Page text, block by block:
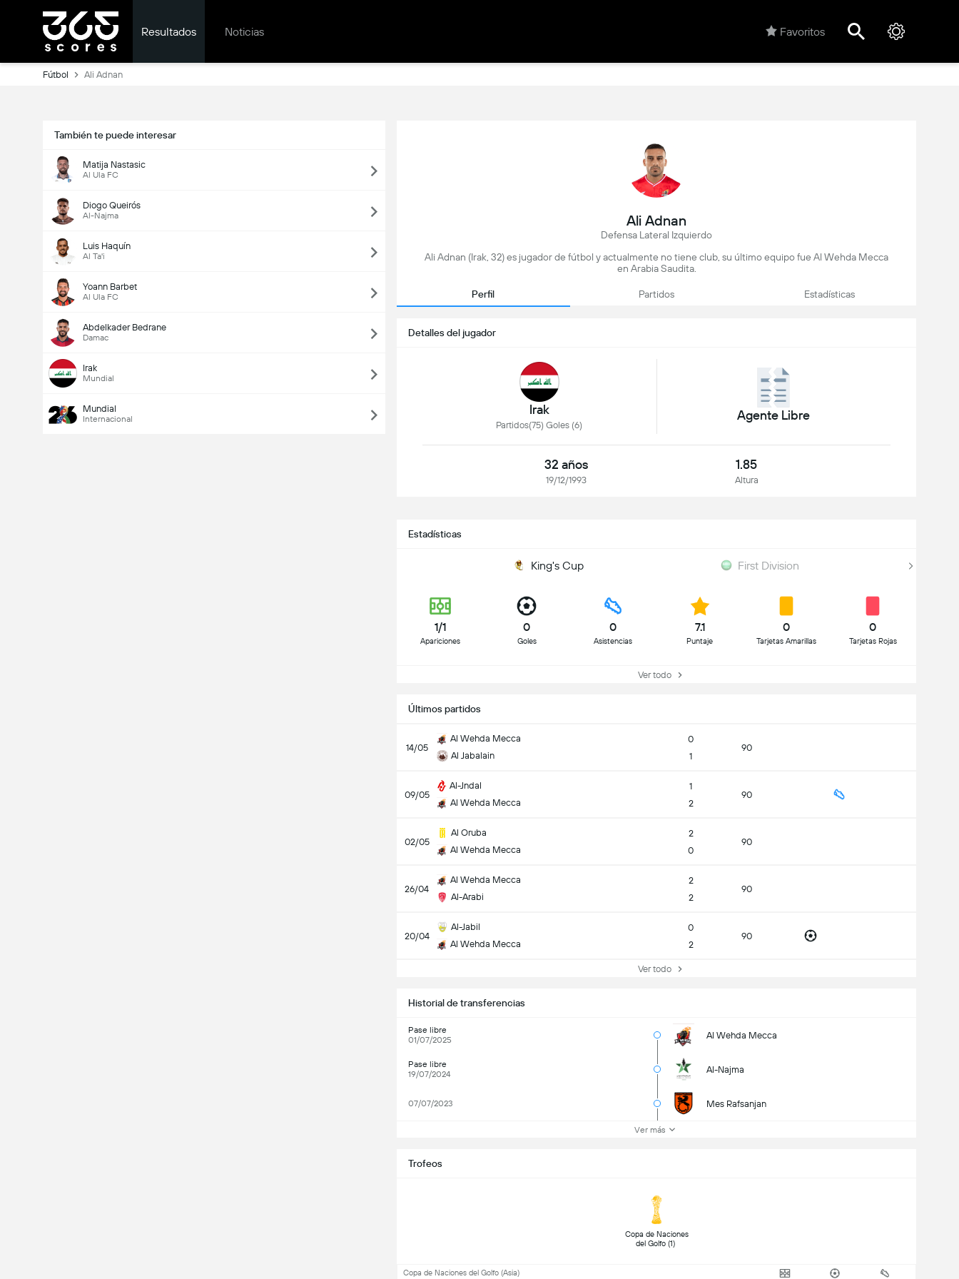
Resultados Noticias Favoritos
Fútbol Ali Adnan
También te puede interesar
Matija Nastasic
Al Ula FC
Diogo Queirós
Al-Najma
Luis Haquín
Al Ta'i
Yoann Barbet
Al Ula FC
Abdelkader Bedrane
Damac
Irak
Mundial
Mundial
Internacional
Ali Adnan
Defensa Lateral Izquierdo
Ali Adnan (Irak, 32) es jugador de fútbol y actualmente no tiene club, su último equipo fue Al Wehda Mecca
en Arabia Saudita.
Perfil Partidos Estadísticas
Detalles del jugador
Irak
Partidos(75) Goles (6)
Agente Libre
32 años
19/12/1993
1.85
Altura
Estadísticas
King's Cup First Division
1/1
Apariciones
0
Goles
0
Asistencias
7.1
Puntaje
0
Tarjetas Amarillas
0
Tarjetas Rojas
Ver todo
Últimos partidos
14/05
Al Wehda Mecca
Al Jabalain
0
1
90
09/05
Al-Jndal
Al Wehda Mecca
1
2
90
02/05
Al Oruba
Al Wehda Mecca
2
0
90
26/04
Al Wehda Mecca
Al-Arabi
2
2
90
20/04
Al-Jabil
Al Wehda Mecca
0
2
90
Ver todo
Historial de transferencias
Pase libre
01/07/2025
Al Wehda Mecca
Pase libre
19/07/2024
Al-Najma
07/07/2023 Mes Rafsanjan
Ver más
Trofeos
Copa de Naciones
Copa de Naciones del Golfo (Asia)